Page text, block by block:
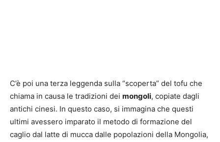
C’è poi una terza leggenda sulla “scoperta” del tofu che
chiama in causa le tradizioni dei mongoli, copiate dagli
antichi cinesi. In questo caso, si immagina che questi
ultimi avessero imparato il metodo di formazione del
caglio dal latte di mucca dalle popolazioni della Mongolia,